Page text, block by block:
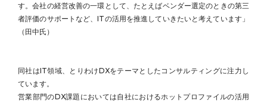
す。会社の経営改善の一環として、たとえばベンダー選定のときの第三
者評価のサポートなど、ITの活用を推進していきたいと考えています」
（田中氏）
同社はIT領域、とりわけDXをテーマとしたコンサルティングに注力し
ています。
営業部門のDX課題においては自社におけるホットプロファイルの活用